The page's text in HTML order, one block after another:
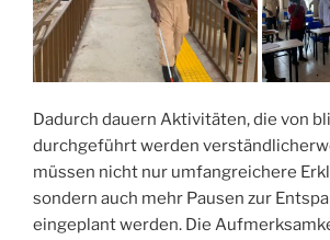
Dadurch dauern Aktivitäten, die von
durchgeführt werden
müssen nicht nur umfangreichere
sondern auch mehr Pausen zur
eingeplant werden. Die